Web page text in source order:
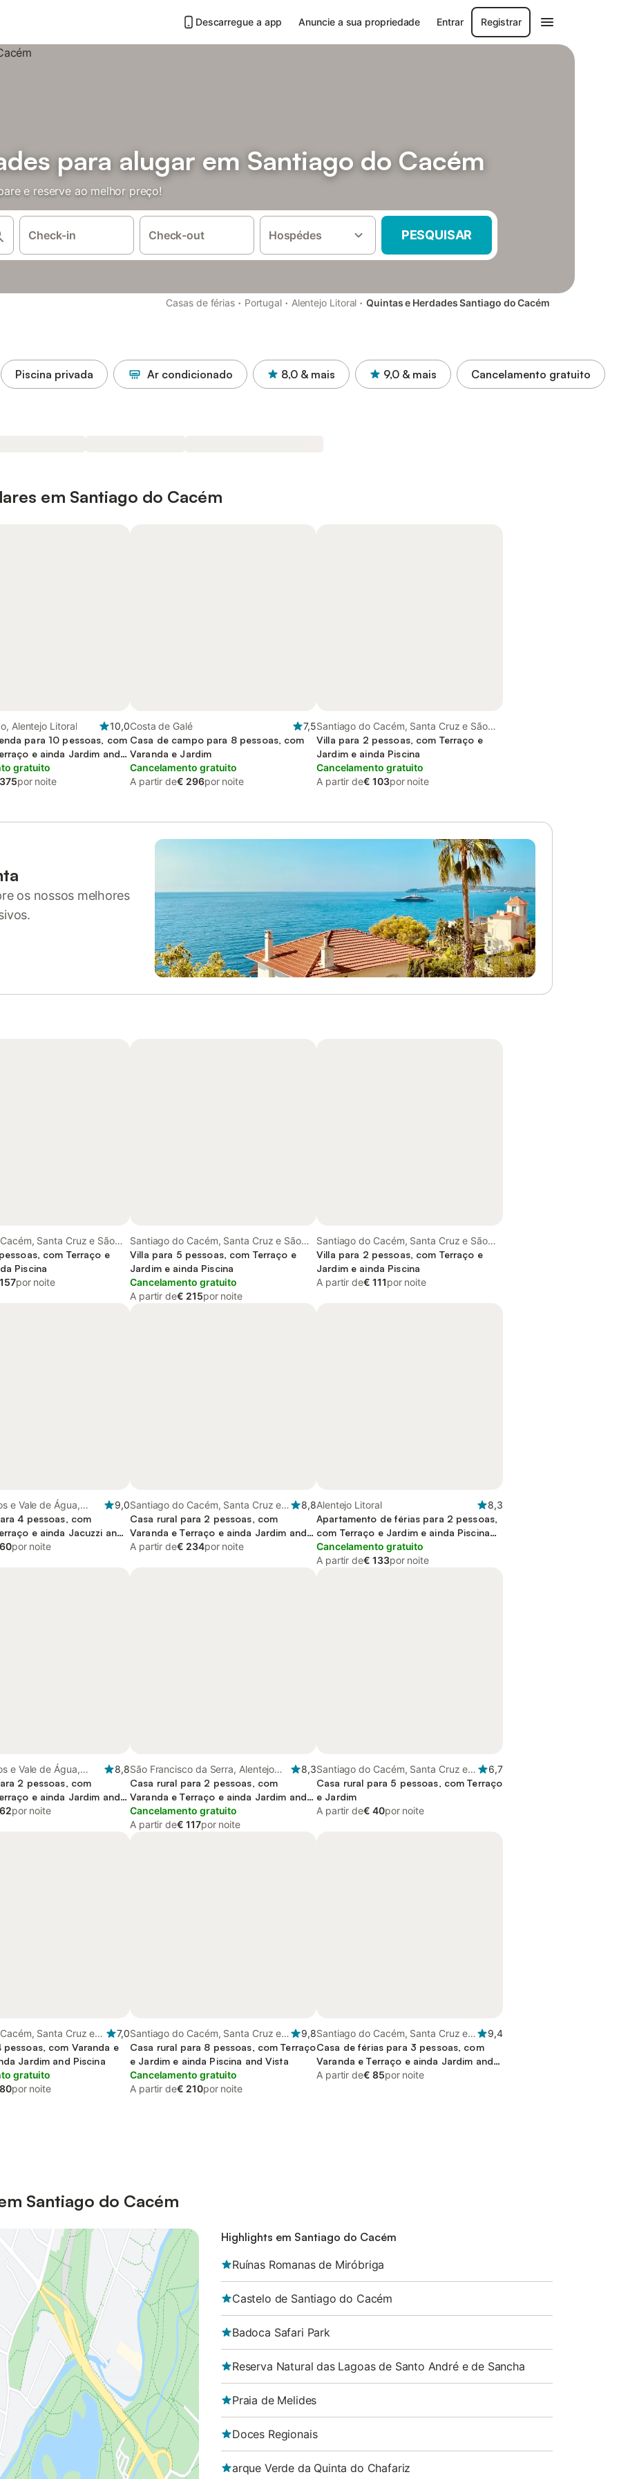
Descarregue a app Anuncie a sua propriedade Entrar Registrar
para alugar em Santiago do Cacém
e reserve ao melhor preço!
Check-in Check-out Hospédes PESQUISAR
Casas de férias · Portugal · Alentejo Litoral · Quintas e Herdades Santiago do Cacém
Piscina privada Ar condicionado 8,0 & mais 9,0 & mais Cancelamento gratuito
em Santiago do Cacém
Alentejo Litoral
10,0
para 10 pessoas, com
e ainda Jardim and
gratuito
por noite
Costa de Galé
7,5
Casa de campo para 8 pessoas, com
Varanda e Jardim
Cancelamento gratuito
A partir de€ 296por noite
Santiago do Cacém, Santa Cruz e São
Bartolomeu da Serra, Alentejo Litoral
Villa para 2 pessoas, com Terraço e
Jardim e ainda Piscina
Cancelamento gratuito
A partir de€ 103por noite
os nossos melhores
Santa Cruz e São
Serra, Alentejo Litoral
com Terraço e
Piscina
por noite
Santiago do Cacém, Santa Cruz e São
Bartolomeu da Serra, Alentejo Litoral
Villa para 5 pessoas, com Terraço e
Jardim e ainda Piscina
Cancelamento gratuito
A partir de€ 215por noite
Santiago do Cacém, Santa Cruz e São
Bartolomeu da Serra, Alentejo Litoral
Villa para 2 pessoas, com Terraço e
Jardim e ainda Piscina
A partir de€ 111por noite
e Vale de Água,
9,0
4 pessoas, com
e ainda Jacuzzi and
por noite
Santiago do Cacém, Santa Cruz e
São Bartolomeu da Serra, Alentejo
Litoral
8,8
Casa rural para 2 pessoas, com
Varanda e Terraço e ainda Jardim and
Piscina infantil
A partir de€ 234por noite
Alentejo Litoral
8,3
Apartamento de férias para 2 pessoas,
com Terraço e Jardim e ainda Piscina
and Vista
Cancelamento gratuito
A partir de€ 133por noite
e Vale de Água,
8,8
2 pessoas, com
e ainda Jardim and
por noite
São Francisco da Serra, Alentejo
Litoral
8,3
Casa rural para 2 pessoas, com
Varanda e Terraço e ainda Jardim and
Piscina
Cancelamento gratuito
A partir de€ 117por noite
Santiago do Cacém, Santa Cruz e
São Bartolomeu da Serra, Alentejo
Litoral
6,7
Casa rural para 5 pessoas, com Terraço
e Jardim
A partir de€ 40por noite
Santa Cruz e
da Serra, Alentejo
7,0
pessoas, com Varanda e
Jardim and Piscina
gratuito
por noite
Santiago do Cacém, Santa Cruz e
São Bartolomeu da Serra, Alentejo
Litoral
9,8
Casa rural para 8 pessoas, com Terraço
e Jardim e ainda Piscina and Vista
Cancelamento gratuito
A partir de€ 210por noite
Santiago do Cacém, Santa Cruz e
São Bartolomeu da Serra, Alentejo
Litoral
9,4
Casa de férias para 3 pessoas, com
Varanda e Terraço e ainda Jardim and
Piscina
A partir de€ 85por noite
Santiago do Cacém
Highlights em Santiago do Cacém
Ruínas Romanas de Miróbriga
Castelo de Santiago do Cacém
Badoca Safari Park
Reserva Natural das Lagoas de Santo André e de Sancha
Praia de Melides
Doces Regionais
arque Verde da Quinta do Chafariz